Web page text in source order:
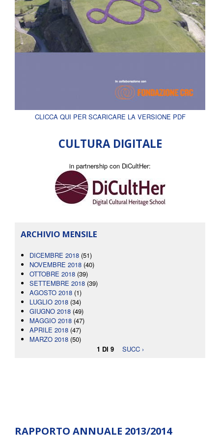
CLICCA QUI PER SCARICARE LA VERSIONE PDF
CULTURA DIGITALE
in partnership con DiCultHer:
ARCHIVIO MENSILE
DICEMBRE 2018 (51)
NOVEMBRE 2018 (40)
OTTOBRE 2018 (39)
SETTEMBRE 2018 (39)
AGOSTO 2018 (1)
LUGLIO 2018 (34)
GIUGNO 2018 (49)
MAGGIO 2018 (47)
APRILE 2018 (47)
MARZO 2018 (50)
1 DI 9
SUCC ›
RAPPORTO ANNUALE 2013/2014